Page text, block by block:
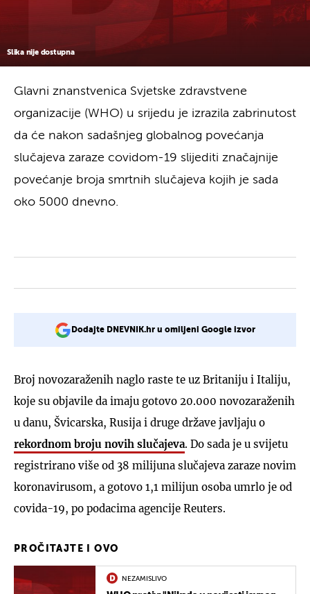
Slika nije dostupna
Glavni znanstvenica Svjetske zdravstvene
organizacije (WHO) u srijedu je izrazila zabrinutost
da će nakon sadašnjeg globalnog povećanja
slučajeva zaraze covidom-19 slijediti značajnije
povećanje broja smrtnih slučajeva kojih je sada
oko 5000 dnevno.
Dodajte DNEVNIK.hr u omiljeni Google izvor
Broj novozaraženih naglo raste te uz Britaniju i Italiju,
koje su objavile da imaju gotovo 20.000 novozaraženih
u danu, Švicarska, Rusija i druge države javljaju o
rekordnom broju novih slučajeva. Do sada je u svijetu
registrirano više od 38 milijuna slučajeva zaraze novim
koronavirusom, a gotovo 1,1 milijun osoba umrlo je od
covida-19, po podacima agencije Reuters.
PROČITAJTE I OVO
NEZAMISLIVO